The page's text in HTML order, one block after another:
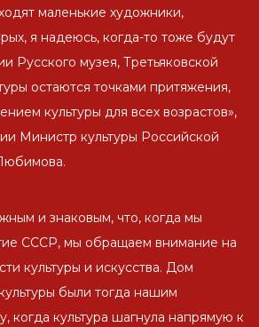
маленькие художники,
я надеюсь, когда-то тоже будут
Русского музея, Третьяковской
остаются точками притяжения,
культуры для всех возрастов»,
Министр культуры Российской
и знаковым, что, когда мы
СССР, мы обращаем внимание на
культуры и искусства. Дом
были тогда нашим
когда культура шагнула напрямую к